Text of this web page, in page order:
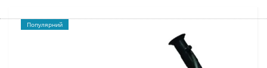
Популярний